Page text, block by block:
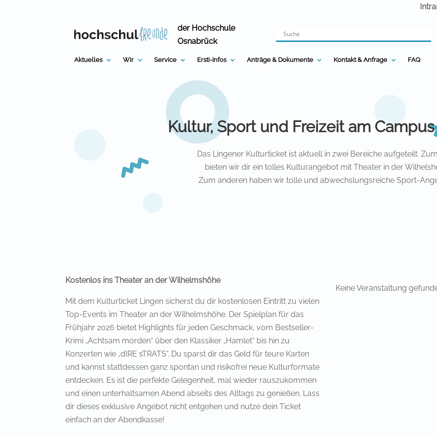
der Hochschule
Osnabrück
Aktuelles Wir Service Ersti-Infos Anträge & Dokumente Kontakt & Anfrage FAQ
Kultur, Sport und Freizeit am
Das Lingener Kulturticket ist aktuell in zwei Bereiche aufgeteilt.
bieten wir dir ein tolles Kulturangebot mit Theater in der
Zum anderen haben wir tolle und abwechslungsreiche Sport-
Kostenlos ins Theater an der Wilhelmshöhe
Mit dem Kulturticket Lingen sicherst du dir kostenlosen Eintritt zu vielen
Top-Events im Theater an der Wilhelmshöhe. Der Spielplan für das
Frühjahr 2026 bietet Highlights für jeden Geschmack, vom Bestseller-
Krimi „Achtsam morden“ über den Klassiker „Hamlet“ bis hin zu
Konzerten wie „dIRE sTRATS“. Du sparst dir das Geld für teure Karten
und kannst stattdessen ganz spontan und risikofrei neue Kulturformate
entdecken. Es ist die perfekte Gelegenheit, mal wieder rauszukommen
und einen unterhaltsamen Abend abseits des Alltags zu genießen. Lass
dir dieses exklusive Angebot nicht entgehen und nutze dein Ticket
einfach an der Abendkasse!
Keine Veranstaltung